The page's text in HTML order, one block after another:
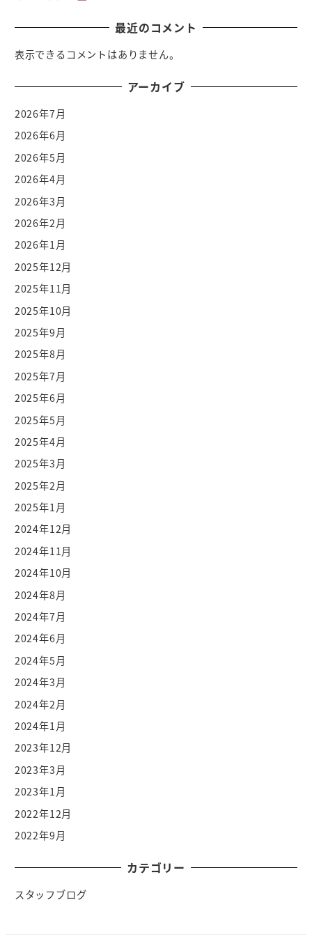
最近のコメント
表示できるコメントはありません。
アーカイブ
2026年7月
2026年6月
2026年5月
2026年4月
2026年3月
2026年2月
2026年1月
2025年12月
2025年11月
2025年10月
2025年9月
2025年8月
2025年7月
2025年6月
2025年5月
2025年4月
2025年3月
2025年2月
2025年1月
2024年12月
2024年11月
2024年10月
2024年8月
2024年7月
2024年6月
2024年5月
2024年3月
2024年2月
2024年1月
2023年12月
2023年3月
2023年1月
2022年12月
2022年9月
カテゴリー
スタッフブログ